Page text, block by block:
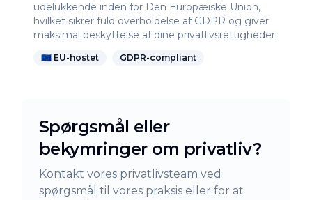
udelukkende inden for Den Europæiske Union,
hvilket sikrer fuld overholdelse af GDPR og giver
maksimal beskyttelse af dine privatlivsrettigheder.
🇪🇺 EU-hostet GDPR-compliant
Spørgsmål eller
bekymringer om privatliv?
Kontakt vores privatlivsteam ved
spørgsmål til vores praksis eller for at